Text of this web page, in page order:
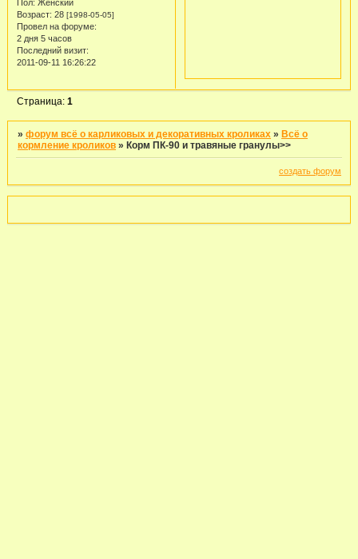
Пол: Женский
Возраст: 28 [1998-05-05]
Провел на форуме:
2 дня 5 часов
Последний визит:
2011-09-11 16:26:22
Страница:1
»форум всё о карликовых и декоративных кроликах » Всё о
кормление кроликов » Корм ПК-90 и травяные гранулы>>
создать форум